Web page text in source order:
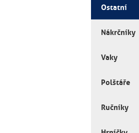
Ostatní
Nákrčníky
Vaky
Polštáře
Ručníky